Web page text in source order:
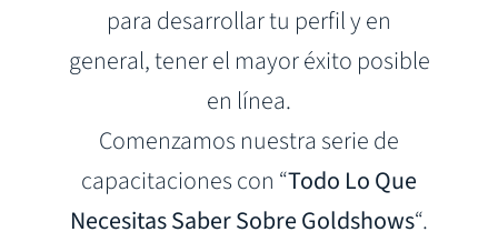
para desarrollar tu perfil y en
general, tener el mayor éxito posible
en línea.
Comenzamos nuestra serie de
capacitaciones con “Todo Lo Que
Necesitas Saber Sobre Goldshows“.